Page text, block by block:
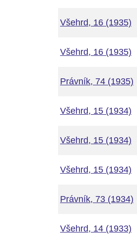
Všehrd, 16 (1935)
Všehrd, 16 (1935)
Právník, 74 (1935)
Všehrd, 15 (1934)
Všehrd, 15 (1934)
Všehrd, 15 (1934)
Právník, 73 (1934)
Všehrd, 14 (1933)